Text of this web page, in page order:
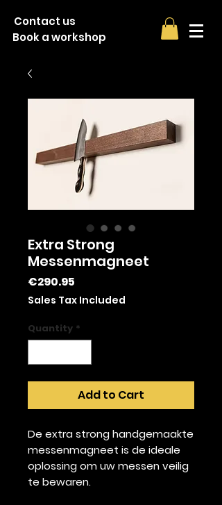
Book a workshop
Contact us
Extra Strong
Messenmagneet
€290.95
Sales Tax Included
Quantity *
Add to Cart
De extra strong handgemaakte
messenmagneet is de ideale
oplossing om uw messen veilig
te bewaren.